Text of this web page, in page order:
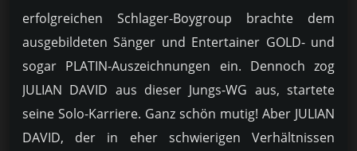
erfolgreichen Schlager-Boygroup brachte dem
ausgebildeten Sänger und Entertainer GOLD- und
sogar PLATIN-Auszeichnungen ein. Dennoch zog
JULIAN DAVID aus dieser Jungs-WG aus, startete
seine Solo-Karriere. Ganz schön mutig! Aber JULIAN
DAVID, der in eher schwierigen Verhältnissen